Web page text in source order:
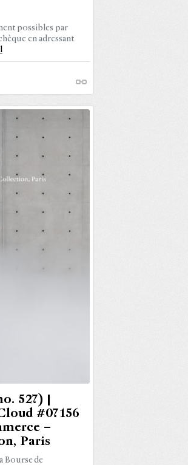
possibles par
en adressant
527) |
#07156
–
Paris
Bourse de